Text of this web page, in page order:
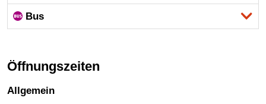
Bus
Öffnungszeiten
Allgemein